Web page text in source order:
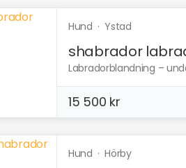
Hund ·Ystad
shabrador
Labradorblandning –
15 500 kr
Hund ·Hörby